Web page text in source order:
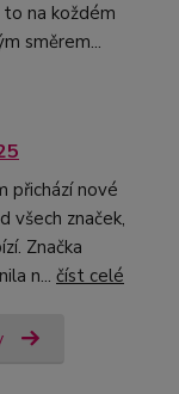
na koždém
směrem...
přichází nové
všech značek,
Značka
n... číst celé